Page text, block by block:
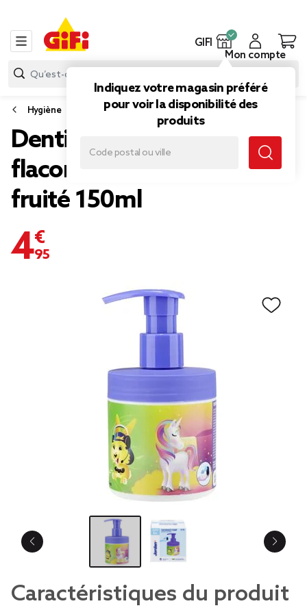
GIFI
Indiquez votre magasin préféré
pour voir la disponibilité des
produits
Mon compte
Hygiène
Dentifrice enfant 6+
flacon pompe Jordan goût
fruité 150ml
4,95 €
Caractéristiques du produit